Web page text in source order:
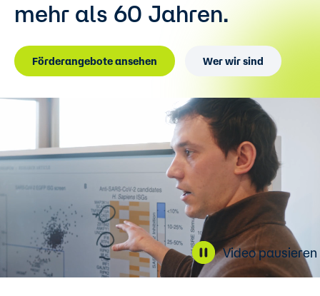
mehr als 60 Jahren.
Förderangebote ansehen Wer wir sind
Video pausieren